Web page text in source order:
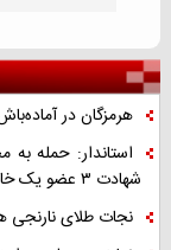
هرمزگان در
استاندار: حمله
شهادت ۳ عضو یک خانواده قشمی
نجات طلای نارنجی